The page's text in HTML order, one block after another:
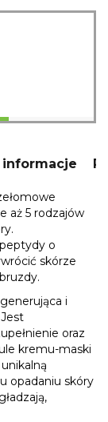
informacje
aż 5 rodzajów
o
skórze
i
oraz
kremu-maski
opadaniu skóry